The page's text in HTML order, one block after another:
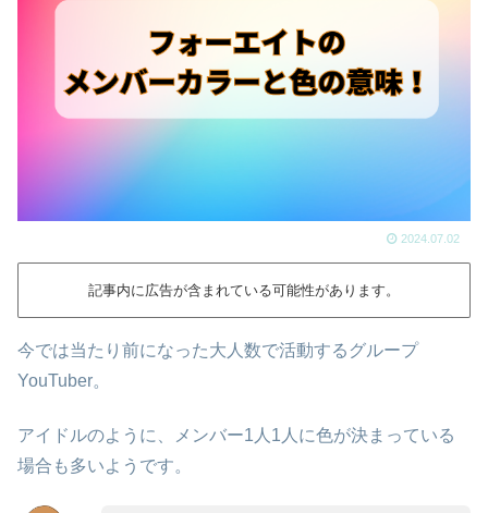
2024.07.02
記事内に広告が含まれている可能性があります。
今では当たり前になった大人数で活動するグループ
YouTuber。
アイドルのように、メンバー1人1人に色が決まっている
場合も多いようです。